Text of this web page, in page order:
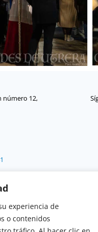
experiencia de
o contenidos
número 12,